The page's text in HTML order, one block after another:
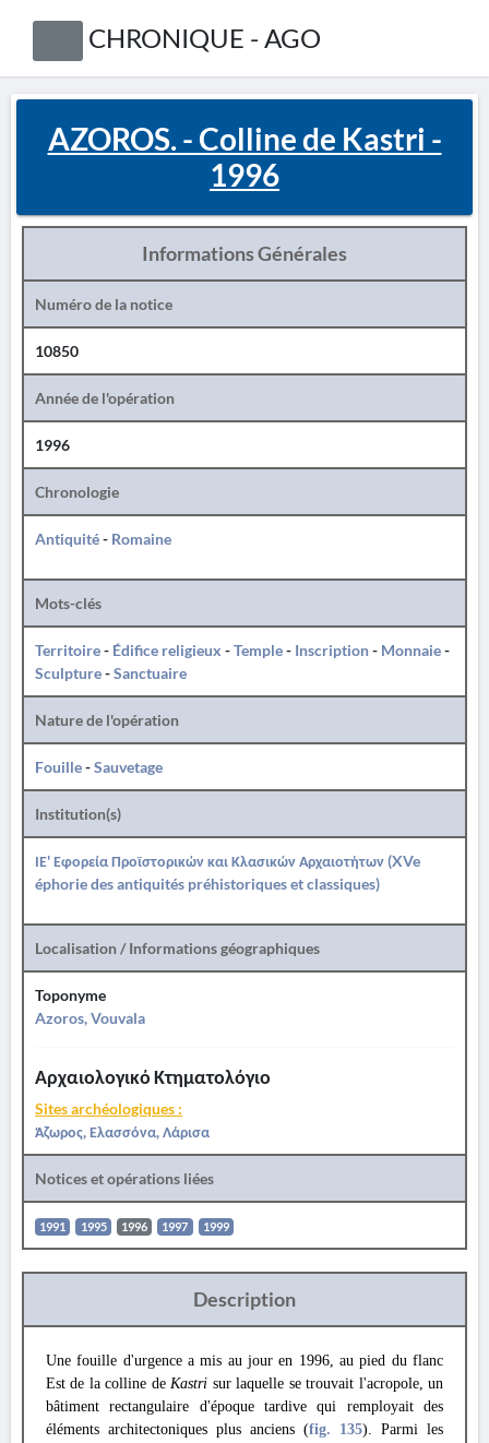
CHRONIQUE - AGO
AZOROS. - Colline de Kastri -
1996
Informations Générales
Numéro de la notice
10850
Année de l'opération
1996
Chronologie
Antiquité- Romaine
Mots-clés
Territoire- Édifice religieux -Temple- Inscription- Monnaie-
Sculpture-Sanctuaire
Nature de l'opération
Fouille-Sauvetage
Institution(s)
ΙΕ' Εφορεία Προϊστορικών και Κλασικών Αρχαιοτήτων (XVe
éphorie des antiquités préhistoriques et classiques)
Localisation / Informations géographiques
Toponyme
Azoros, Vouvala
Αρχαιολογικό Κτηματολόγιο
Sites archéologiques :
Άζωρος, Ελασσόνα, Λάρισα
Notices et opérations liées
1991 1995 1996 1997 1999
Description
Une fouille d'urgence a mis au jour en 1996, au pied du flanc
Est de la colline deKastri sur laquelle se trouvait l'acropole, un
bâtiment rectangulaire d'époque tardive qui remployait des
éléments architectoniques plus anciens (fig. 135). Parmi les